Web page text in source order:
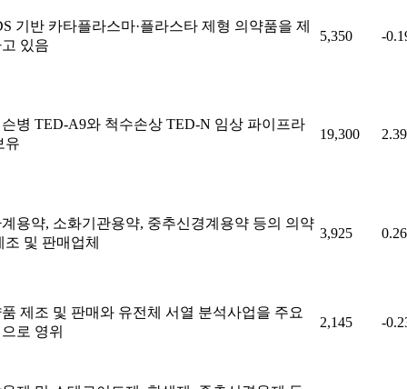
기반 카타플라스마·플라스타 제형 의약품을 제
있음
5,350 -
병 TED-A9와 척수손상 TED-N 임상 파이프라
유
19,300
용약, 소화기관용약, 중추신경계용약 등의 의약
조 및 판매업체
3,925
제조 및 판매와 유전체 서열 분석사업을 주요
로 영위
2,145 -